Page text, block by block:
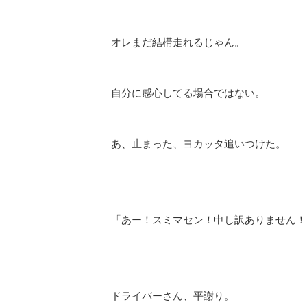
オレまだ結構走れるじゃん。
自分に感心してる場合ではない。
あ、止まった、ヨカッタ追いつけた。
「あー！スミマセン！申し訳ありません
ドライバーさん、平謝り。